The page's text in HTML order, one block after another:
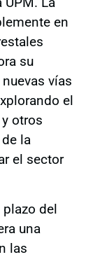
en
su
vías
el
otros
la
el sector
plazo del
una
las